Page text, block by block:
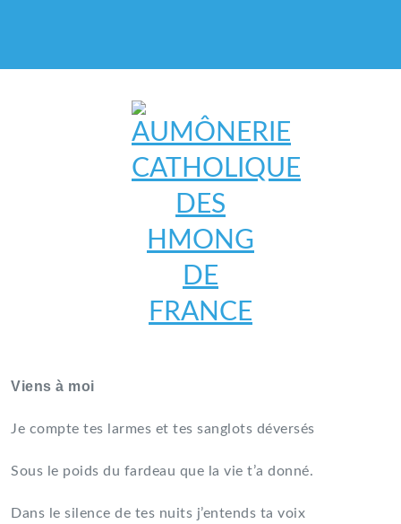
DES HMONG DE FRANCE
Viens à moi
Je compte tes larmes et tes sanglots déversés
Sous le poids du fardeau que la vie t’a donné.
Dans le silence de tes nuits j’entends ta voix